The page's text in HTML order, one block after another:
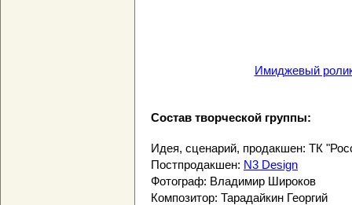
Имиджевый
Состав творческой группы:
Идея, сценарий, продакшен: ТК
Постпродакшен: N3 Design
Фотограф: Владимир Широков
Композитор: Тарадайкин Георгий